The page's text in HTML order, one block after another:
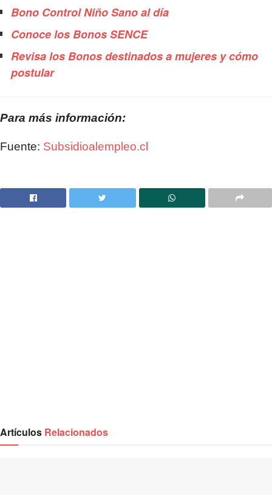
Bono Control Niño Sano al día
Conoce los Bonos SENCE
Revisa los Bonos destinados a mujeres y cómo
postular
Para más información:
Fuente: Subsidioalempleo.cl
Artículos Relacionados